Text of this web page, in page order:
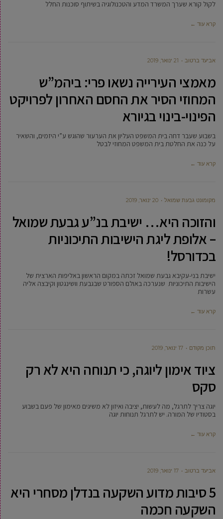
לקול קורא שערך המשרד המדע והטכנולוגיה בשיתוף סוכנות החלל
קרא עוד ←
אביעד ברטוב 21 ינואר, 2019
מאמצי העירייה נשאו פרי: ביהמ”ש
המחוזי הסיר את החסם האחרון לפרויקט
הפינוי-בינוי בגיורא
בשבוע שעבר דחה בית המשפט העליון את הערעור שהוגש ע”י היזמים, והשאיר
על כנה את החלטת בית המשפט המחוזי לבטל
קרא עוד ←
מקומונט גבעת שמואל 20 ינואר, 2019
והזוכה היא… ישיבת בנ”ע גבעת שמואל
– אלופת ליגת הישיבות התיכוניות
בכדורסל!
ישיבת בני-עקיבא גבעת שמואל זכתה במקום הראשון באליפות הארצית של
הישיבות התיכוניות שנערכה באולם הספורט שבגבעת וושינגטון וקיבצה אליה
עשרות
קרא עוד ←
תוכן מקודם 17 ינואר, 2019
ציוד אימון ליוגה, כי תנוחה היא לא רק
סקס
יוגה צריך לתרגל, מה לעשות, יציבה ואיזון לא משיגים מאימון של פעם בשבוע
בסטודיו של המורה. יש לתרגל תנוחות יוגה
קרא עוד ←
אביעד ברטוב 17 ינואר, 2019
5 סיבות מדוע השקעה בנדלן מסחרי היא
השקעה חכמה